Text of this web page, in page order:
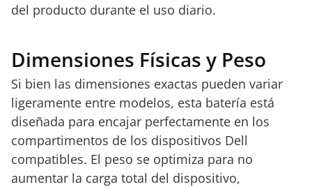
del producto durante el uso diario.
Dimensiones Físicas y Peso
Si bien las dimensiones exactas pueden variar
ligeramente entre modelos, esta batería está
diseñada para encajar perfectamente en los
compartimentos de los dispositivos Dell
compatibles. El peso se optimiza para no
aumentar la carga total del dispositivo,